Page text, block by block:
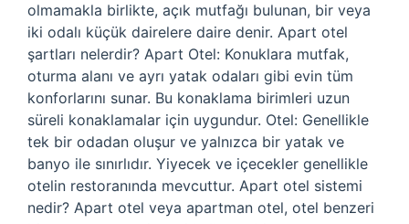
olmamakla birlikte, açık mutfağı bulunan, bir veya
iki odalı küçük dairelere daire denir. Apart otel
şartları nelerdir? Apart Otel: Konuklara mutfak,
oturma alanı ve ayrı yatak odaları gibi evin tüm
konforlarını sunar. Bu konaklama birimleri uzun
süreli konaklamalar için uygundur. Otel: Genellikle
tek bir odadan oluşur ve yalnızca bir yatak ve
banyo ile sınırlıdır. Yiyecek ve içecekler genellikle
otelin restoranında mevcuttur. Apart otel sistemi
nedir? Apart otel veya apartman otel, otel benzeri